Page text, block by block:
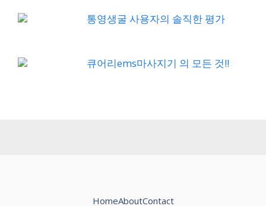
통영생굴 사용자의 솔직한 평가
큐어리ems마사지기 의 모든 것!!
HomeAboutContact